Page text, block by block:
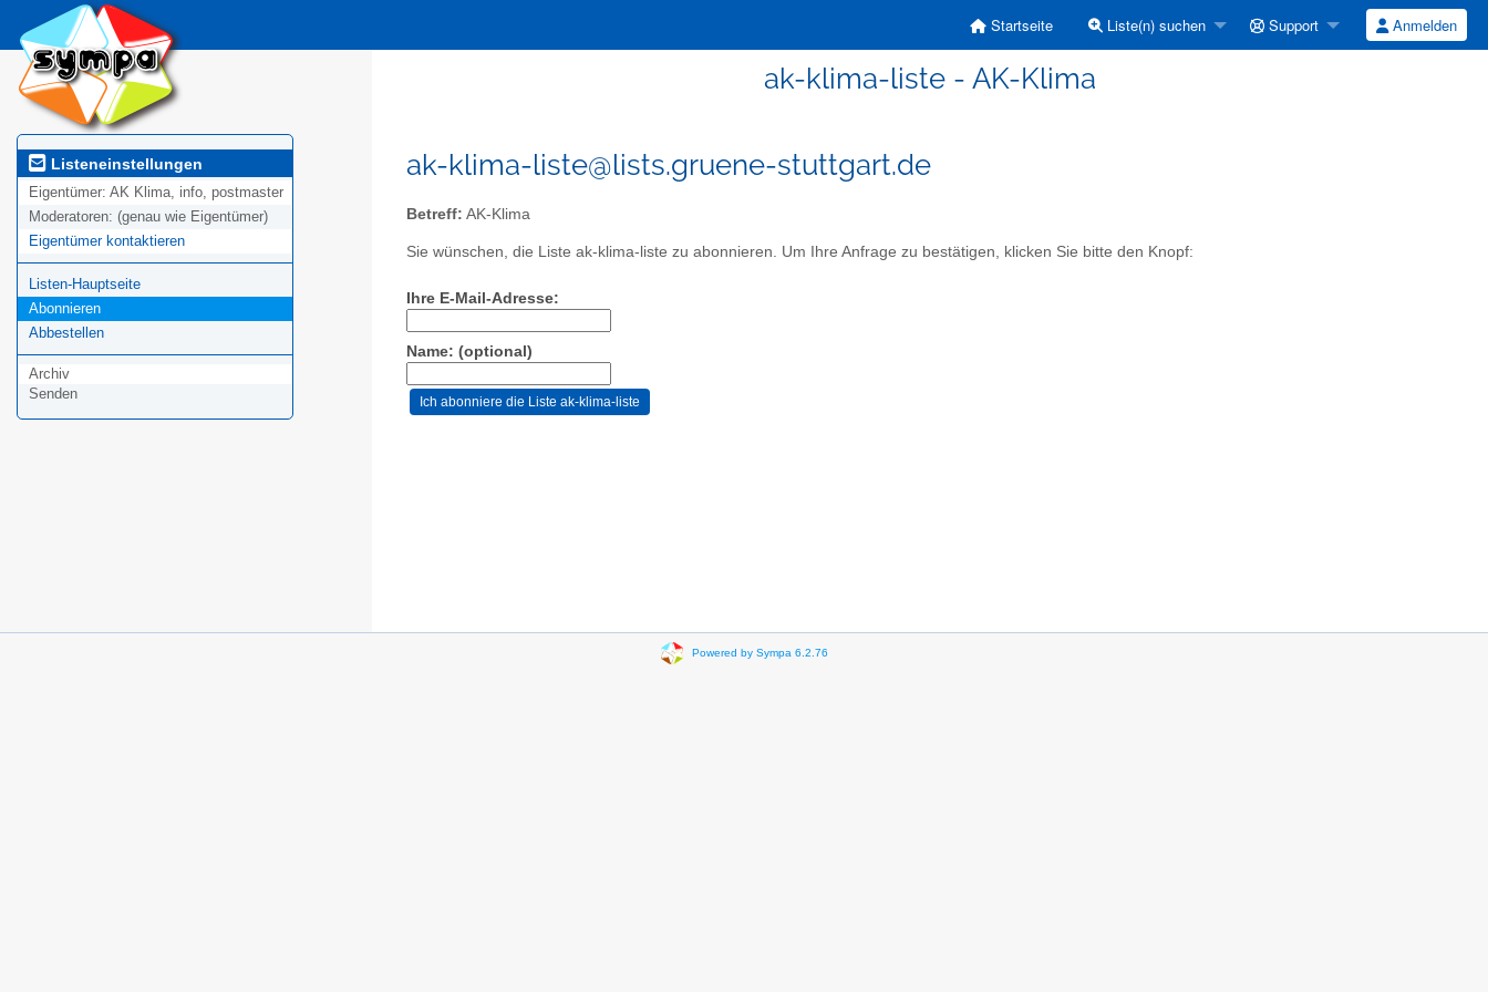
Startseite Liste(n) suchen Support Anmelden
ak-klima-liste - AK-Klima
Listeneinstellungen
Eigentümer: AK Klima, info, postmaster
Moderatoren: (genau wie Eigentümer)
Eigentümer kontaktieren
Listen-Hauptseite
Abonnieren
Abbestellen
Archiv
Senden
ak-klima-liste@lists.gruene-stuttgart.de
Betreff: AK-Klima
Sie wünschen, die Liste ak-klima-liste zu abonnieren. Um Ihre Anfrage zu bestätigen, klicken Sie bitte den Knopf:
Ihre E-Mail-Adresse:
Name: (optional)
Powered by Sympa 6.2.76